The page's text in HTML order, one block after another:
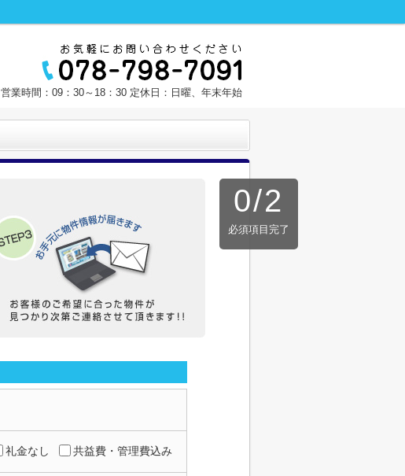
営業時間：09：30～18：30 定休日：日曜、年末年始
0/2
必須項目完了
礼金なし 共益費・管理費込み